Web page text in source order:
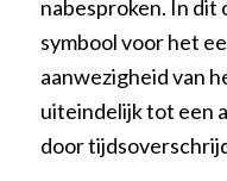
nabesproken. In dit
symbool voor het
aanwezigheid van
uiteindelijk tot een
door